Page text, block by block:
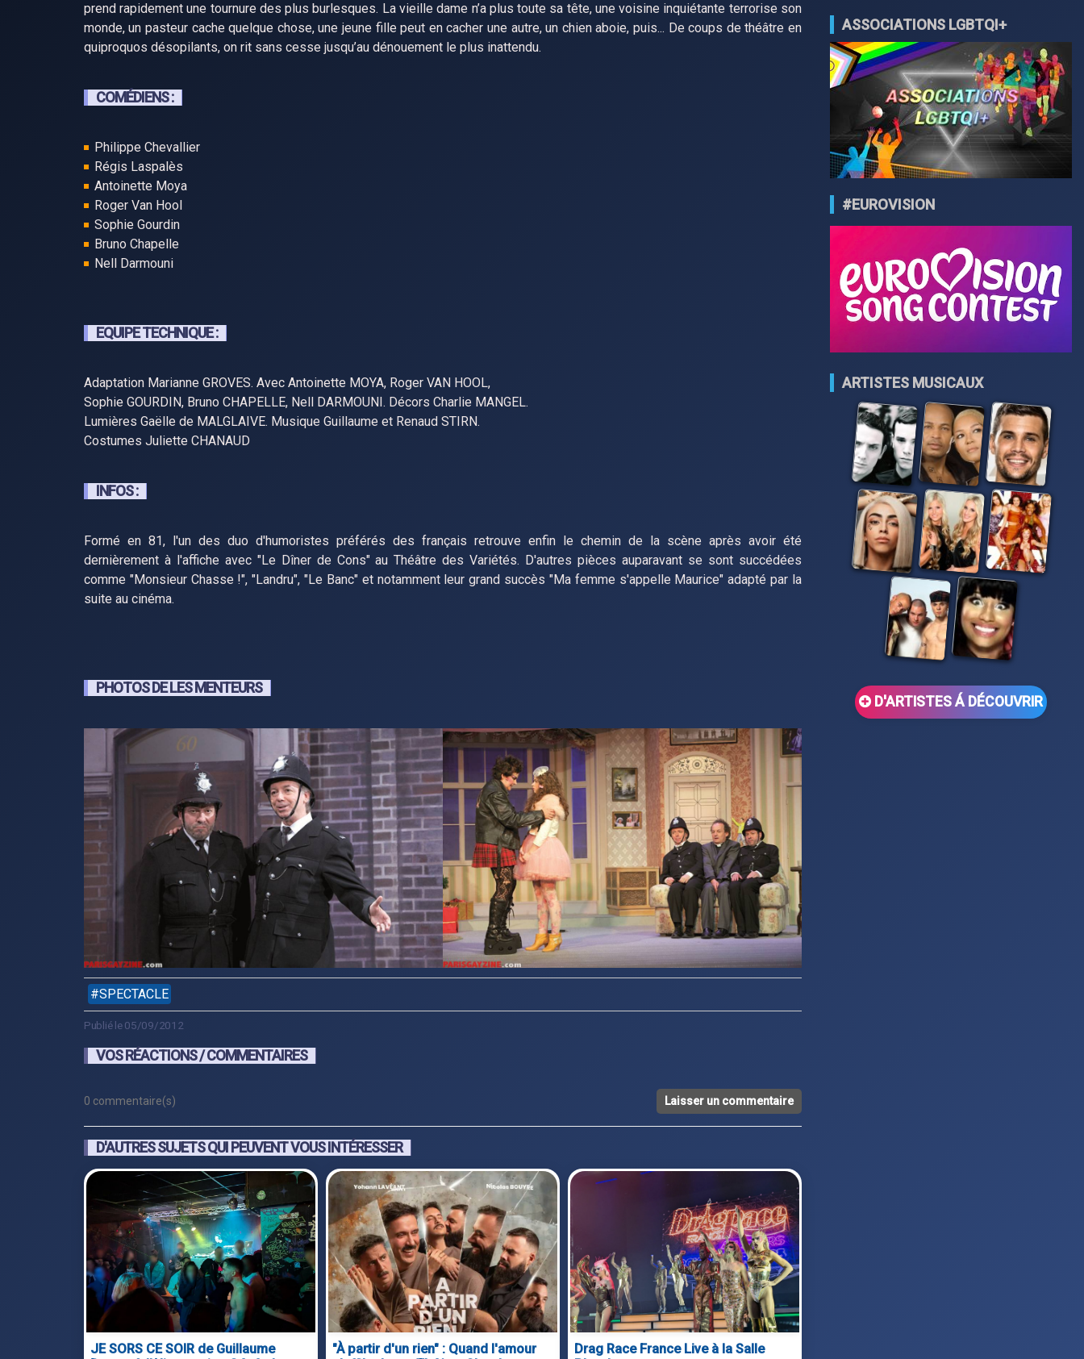
prend rapidement une tournure des plus burlesques. La vieille dame n’a plus toute sa tête, une voisine inquiétante terrorise son
monde, un pasteur cache quelque chose, une jeune fille peut en cacher une autre, un chien aboie, puis... De coups de théâtre en
quiproquos désopilants, on rit sans cesse jusqu’au dénouement le plus inattendu.
COMÉDIENS :
Philippe Chevallier
Régis Laspalès
Antoinette Moya
Roger Van Hool
Sophie Gourdin
Bruno Chapelle
Nell Darmouni
EQUIPE TECHNIQUE :
Adaptation Marianne GROVES. Avec Antoinette MOYA, Roger VAN HOOL,
Sophie GOURDIN, Bruno CHAPELLE, Nell DARMOUNI. Décors Charlie MANGEL.
Lumières Gaëlle de MALGLAIVE. Musique Guillaume et Renaud STIRN.
Costumes Juliette CHANAUD
INFOS :
Formé en 81, l'un des duo d'humoristes préférés des français retrouve enfin le chemin de la scène après avoir été
dernièrement à l'affiche avec "Le Dîner de Cons" au Théâtre des Variétés. D'autres pièces auparavant se sont succédées
comme "Monsieur Chasse !", "Landru", "Le Banc" et notamment leur grand succès "Ma femme s'appelle Maurice" adapté par la
suite au cinéma.
PHOTOS DE LES MENTEURS
SPECTACLE
Publié le 05/09/2012
VOS RÉACTIONS / COMMENTAIRES
0 commentaire(s) Laisser un commentaire
D'AUTRES SUJETS QUI PEUVENT VOUS INTÉRESSER
JE SORS CE SOIR de Guillaume
"À partir d'un rien" : Quand l'amour
Drag Race France Live à la Salle
ASSOCIATIONS LGBTQI+
#EUROVISION
ARTISTES MUSICAUX
D'ARTISTES Á DÉCOUVRIR